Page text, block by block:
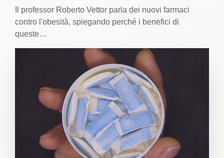
Il professor Roberto Vettor parla dei nuovi farmaci
contro l'obesità, spiegando perché i benefici di
queste…